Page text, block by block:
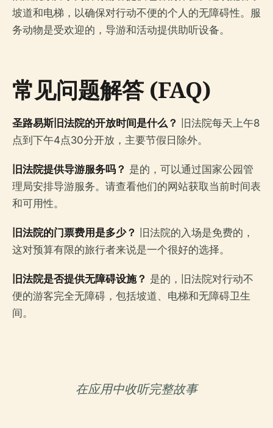
坡道和电梯，以确保对行动不便的个人的无障碍性。服
务动物是受欢迎的，导游和活动提供助听设备。
常见问题解答 (FAQ)
圣路易斯旧法院的开放时间是什么？
旧法院每天上午8
点到下午4点30分开放，主要节假日除外。
旧法院提供导游服务吗？ 是的，可以通过国家公园管
理局安排导游服务。请查看他们的网站获取当前时间表
和可用性。
旧法院的门票费用是多少？
旧法院的入场是免费的，
这对预算有限的旅行者来说是一个很好的选择。
旧法院是否提供无障碍设施？ 是的，旧法院对行动不
便的游客完全无障碍，包括坡道、电梯和无障碍卫生
间。
在应用中收听完整故事